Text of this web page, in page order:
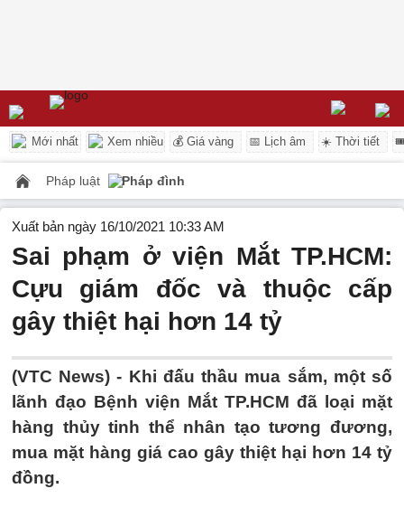
Mới nhất Xem nhiều 💰 Giá vàng 📅 Lịch âm ☀️ Thời tiết
Pháp luật Pháp đình
Xuất bản ngày 16/10/2021 10:33 AM
Sai phạm ở viện Mắt TP.HCM:
Cựu giám đốc và thuộc cấp
gây thiệt hại hơn 14 tỷ
(VTC News) - Khi đấu thầu mua sắm, một số
lãnh đạo Bệnh viện Mắt TP.HCM đã loại mặt
hàng thủy tinh thể nhân tạo tương đương,
mua mặt hàng giá cao gây thiệt hại hơn 14 tỷ
đồng.